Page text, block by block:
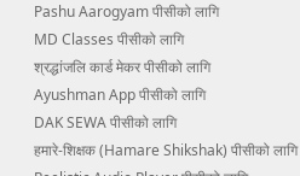
Pashu Aarogyam पीसीको लागि
MD Classes पीसीको लागि
श्रद्धांजलि कार्ड मेकर पीसीको लागि
Ayushman App पीसीको लागि
DAK SEWA पीसीको लागि
हमारे-शिक्षक (Hamare Shikshak) पीसीको लागि